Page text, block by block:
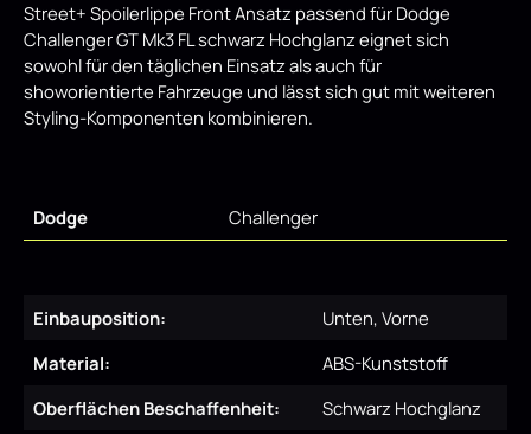
Street+ Spoilerlippe Front Ansatz passend für Dodge
Challenger GT Mk3 FL schwarz Hochglanz eignet sich
sowohl für den täglichen Einsatz als auch für
showorientierte Fahrzeuge und lässt sich gut mit weiteren
Styling-Komponenten kombinieren.
Dodge Challenger
Einbauposition:
Unten, Vorne
Material:
ABS-Kunststoff
Oberflächen Beschaffenheit:
Schwarz Hochglanz